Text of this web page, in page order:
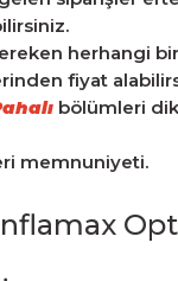
herhangi bir
fiyat
bölümleri
memnuniyeti.